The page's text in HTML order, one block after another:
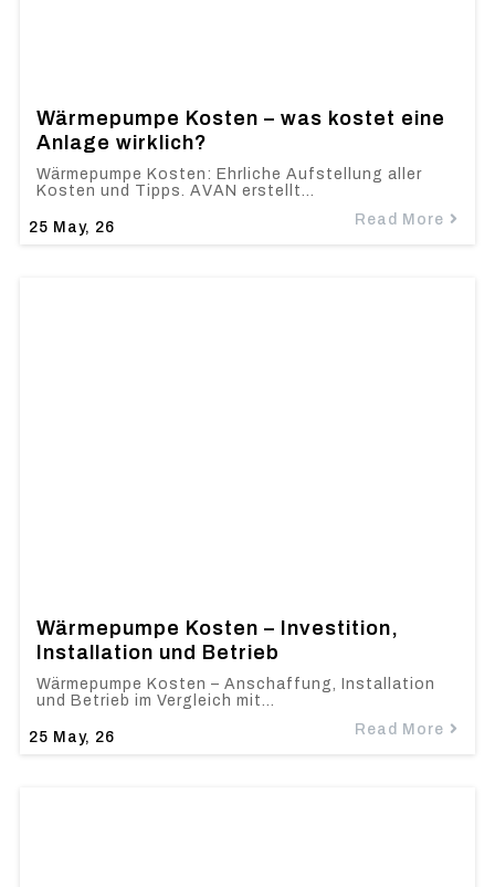
Wärmepumpe Kosten – was kostet eine
Anlage wirklich?
25 May, 26
Wärmepumpe Kosten: Ehrliche Aufstellung aller
Kosten und Tipps. AVAN erstellt…
Read More
Wärmepumpe Kosten – Investition,
Installation und Betrieb
25 May, 26
Wärmepumpe Kosten – Anschaffung, Installation
und Betrieb im Vergleich mit…
Read More